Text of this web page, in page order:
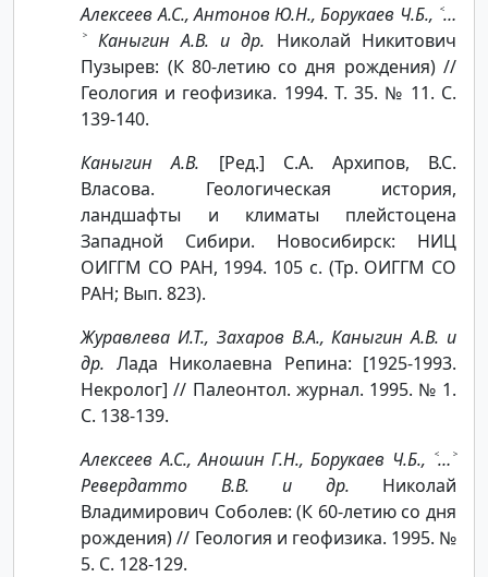
Алексеев А.С., Антонов Ю.Н., Борукаев Ч.Б., ˂…
˃ Каныгин А.В. и др. Николай Никитович
Пузырев: (К 80-летию со дня рождения) //
Геология и геофизика. 1994. Т. 35. № 11. С.
139-140.
Каныгин А.В. [Ред.] С.А. Архипов, В.С.
Власова. Геологическая история,
ландшафты и климаты плейстоцена
Западной Сибири. Новосибирск: НИЦ
ОИГГМ СО РАН, 1994. 105 с. (Тр. ОИГГМ СО
РАН; Вып. 823).
Журавлева И.Т., Захаров В.А., Каныгин А.В. и
др. Лада Николаевна Репина: [1925-1993.
Некролог] // Палеонтол. журнал. 1995. № 1.
С. 138-139.
Алексеев А.С., Аношин Г.Н., Борукаев Ч.Б., ˂…˃
Ревердатто В.В. и др. Николай
Владимирович Соболев: (К 60-летию со дня
рождения) // Геология и геофизика. 1995. №
5. С. 128-129.